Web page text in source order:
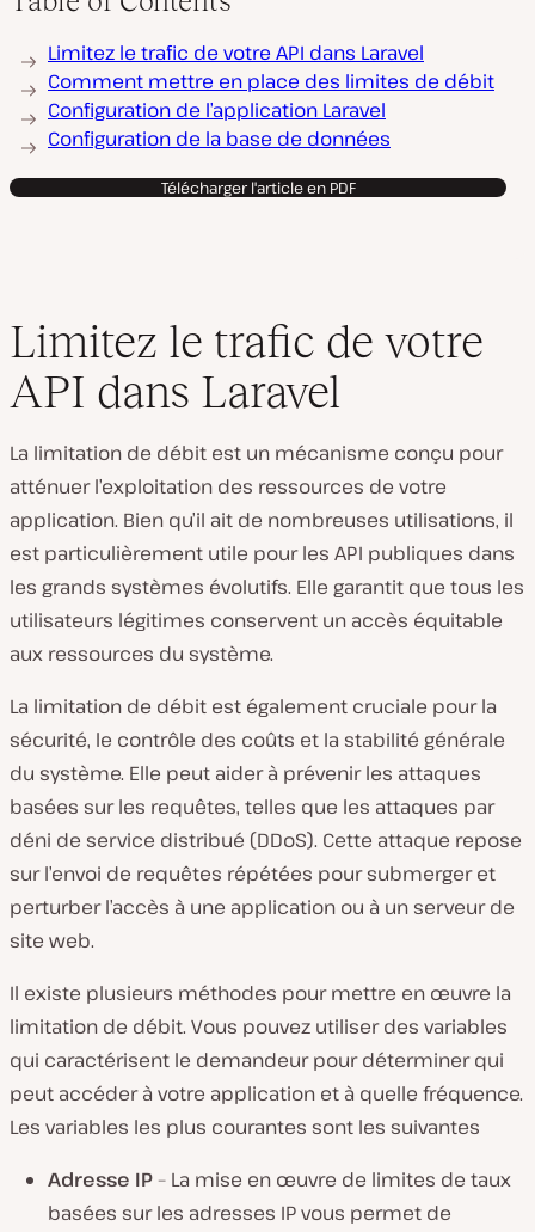
Limitez le trafic de votre API dans Laravel
Comment mettre en place des limites de débit
Configuration de l’application Laravel
Configuration de la base de données
Télécharger l'article en PDF
Limitez le trafic de votre
API dans Laravel
La limitation de débit est un mécanisme conçu pour
atténuer l’exploitation des ressources de votre
application. Bien qu’il ait de nombreuses utilisations, il
est particulièrement utile pour les API publiques dans
les grands systèmes évolutifs. Elle garantit que tous les
utilisateurs légitimes conservent un accès équitable
aux ressources du système.
La limitation de débit est également cruciale pour la
sécurité, le contrôle des coûts et la stabilité générale
du système. Elle peut aider à prévenir les attaques
basées sur les requêtes, telles que les attaques par
déni de service distribué (DDoS). Cette attaque repose
sur l’envoi de requêtes répétées pour submerger et
perturber l’accès à une application ou à un serveur de
site web.
Il existe plusieurs méthodes pour mettre en œuvre la
limitation de débit. Vous pouvez utiliser des variables
qui caractérisent le demandeur pour déterminer qui
peut accéder à votre application et à quelle fréquence.
Les variables les plus courantes sont les suivantes
Adresse IP– La mise en œuvre de limites de taux
basées sur les adresses IP vous permet de